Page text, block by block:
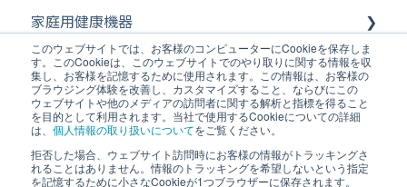
このウェブサイトでは、お客様のコンピューターにCookieを保存しま
す。このCookieは、このウェブサイトでのやり取りに関する情報を収
集し、お客様を記憶するために使用されます。この情報は、お客様の
ブラウジング体験を改善し、カスタマイズすること、ならびにこの
ウェブサイトや他のメディアの訪問者に関する解析と指標を得ること
を目的として利用されます。当社で使用するCookieについての詳細
は、 個人情報の取り扱いについてをご覧ください。
拒否した場合、ウェブサイト訪問時にお客様の情報がトラッキングさ
れることはありません。情報のトラッキングを希望しないという指定
を記憶するために小さなCookieが1つブラウザーに保存されます。
電気計測機器
デジタルノギス・その他
温度データロガー
NDT（非破壊検査器）
温湿度計・熱中症指数モニター・タイマー
家庭用健康機器
体温計
歩数計
血圧計
吸入器
医療機器・業務用体重計
医用電子血圧計・血圧監視装置
携帯型自動血圧計
生体情報モニタ・セントラルモニタ
ホーム
Copyright © 2026, 株式会社エー・アンド・デ